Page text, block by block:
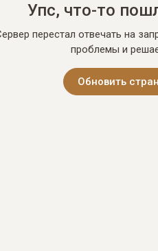
Упс, что-то
перестал отвечать на
проблемы и
Обновить